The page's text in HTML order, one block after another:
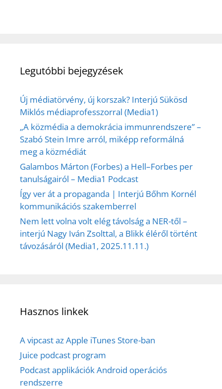
Legutóbbi bejegyzések
Új médiatörvény, új korszak? Interjú Sükösd
Miklós médiaprofesszorral (Media1)
„A közmédia a demokrácia immunrendszere” –
Szabó Stein Imre arról, miképp reformálná
meg a közmédiát
Galambos Márton (Forbes) a Hell–Forbes per
tanulságairól – Media1 Podcast
Így ver át a propaganda | Interjú Bőhm Kornél
kommunikációs szakemberrel
Nem lett volna volt elég távolság a NER-től –
interjú Nagy Iván Zsolttal, a Blikk éléről történt
távozásáról (Media1, 2025.11.11.)
Hasznos linkek
A vipcast az Apple iTunes Store-ban
Juice podcast program
Podcast applikációk Android operációs
rendszerre